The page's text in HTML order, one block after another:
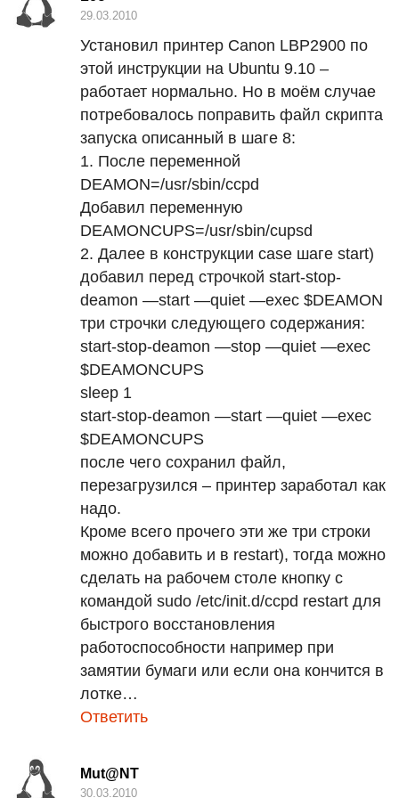
29.03.2010
Установил принтер Canon LBP2900 по
этой инструкции на Ubuntu 9.10 –
работает нормально. Но в моём случае
потребовалось поправить файл скрипта
запуска описанный в шаге 8:
1. После переменной
DEAMON=/usr/sbin/ccpd
Добавил переменную
DEAMONCUPS=/usr/sbin/cupsd
2. Далее в конструкции case шаге start)
добавил перед строчкой start-stop-
deamon —start —quiet —exec $DEAMON
три строчки следующего содержания:
start-stop-deamon —stop —quiet —exec
$DEAMONCUPS
sleep 1
start-stop-deamon —start —quiet —exec
$DEAMONCUPS
после чего сохранил файл,
перезагрузился – принтер заработал как
надо.
Кроме всего прочего эти же три строки
можно добавить и в restart), тогда можно
сделать на рабочем столе кнопку с
командой sudo /etc/init.d/ccpd restart для
быстрого восстановления
работоспособности например при
замятии бумаги или если она кончится в
лотке…
Ответить
Mut@NT
30.03.2010